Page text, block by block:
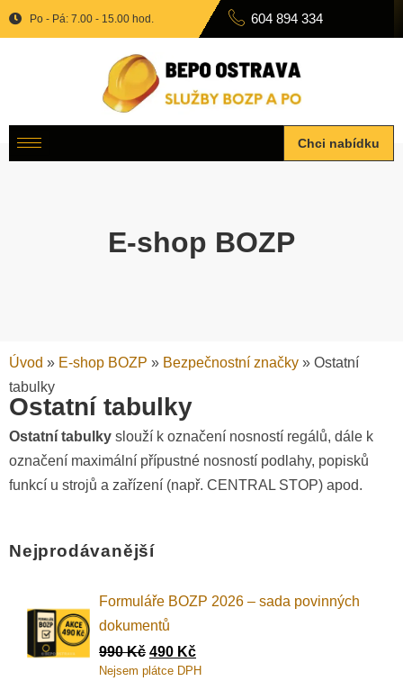
Po - Pá: 7.00 - 15.00 hod. 604 894 334
Chci nabídku
E-shop BOZP
Úvod » E-shop BOZP » Bezpečnostní značky » Ostatní
tabulky
Ostatní tabulky
Ostatní tabulky slouží k označení nosností regálů, dále k
označení maximální přípustné nosností podlahy, popisků
funkcí u strojů a zařízení (např. CENTRAL STOP) apod.
Nejprodávanější
Formuláře BOZP 2026 – sada povinných
dokumentů
990Kč 490 Kč
Nejsem plátce DPH